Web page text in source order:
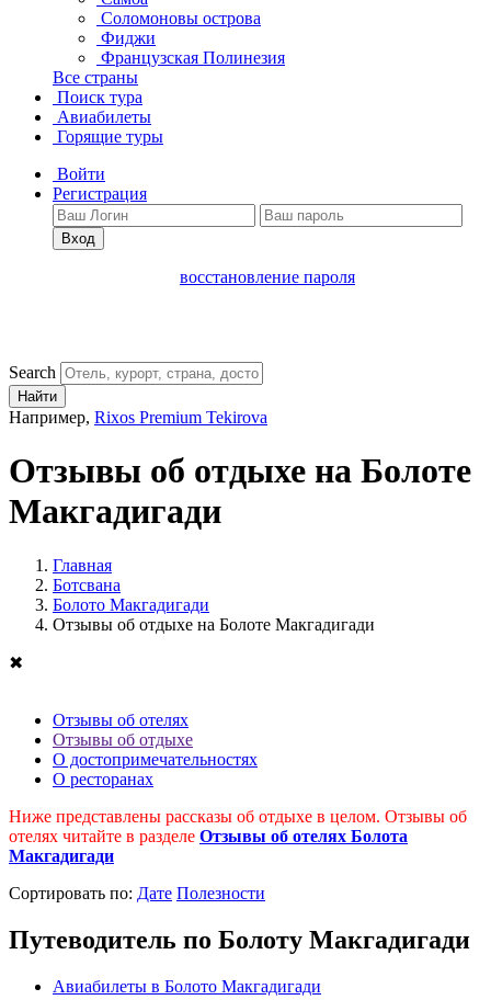
Соломоновы острова
Фиджи
Французская Полинезия
Все страны
Поиск тура
Авиабилеты
Горящие туры
Войти
Регистрация
Вход
восстановление пароля
Search
Найти
Например, Rixos Premium Tekirova
Отзывы об отдыхе на Болоте
Макгадигади
Главная
Ботсвана
Болото Макгадигади
Отзывы об отдыхе на Болоте Макгадигади
✖
Отзывы об отелях
Отзывы об отдыхе
О достопримечательностях
О ресторанах
Ниже представлены рассказы об отдыхе в целом. Отзывы об
отелях читайте в разделе Отзывы об отелях Болота
Макгадигади
Cортировать по: Дате Полезности
Путеводитель по Болоту Макгадигади
Авиабилеты в Болото Макгадигади